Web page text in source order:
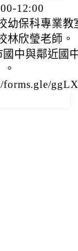
12:00
幼保科專業教
林欣瑩老師。
中與鄰近國
forms.gle/